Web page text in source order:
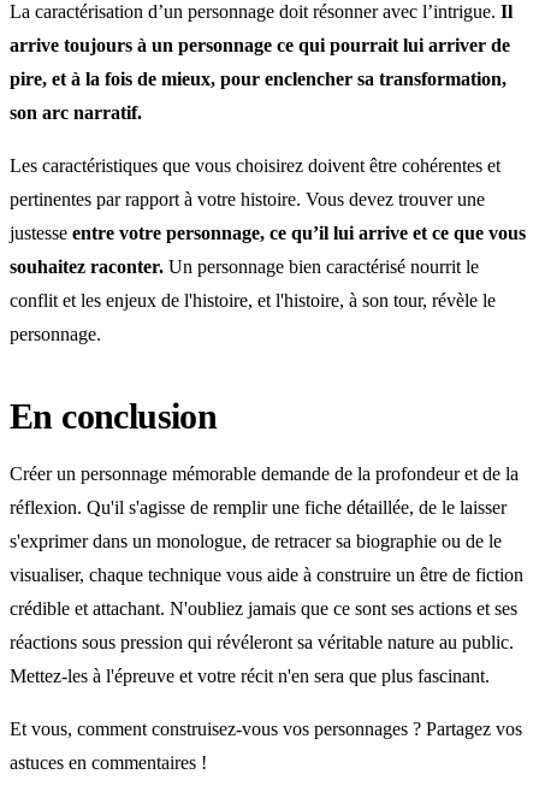
La caractérisation d’un personnage doit résonner avec l’intrigue. Il
arrive toujours à un personnage ce qui pourrait lui arriver de
pire, et à la fois de mieux, pour enclencher sa transformation,
son arc narratif.
Les caractéristiques que vous choisirez doivent être cohérentes et
pertinentes par rapport à votre histoire. Vous devez trouver une
justesse entre votre personnage, ce qu’il lui arrive et ce que vous
souhaitez raconter. Un personnage bien caractérisé nourrit le
conflit et les enjeux de l'histoire, et l'histoire, à son tour, révèle le
personnage.
En conclusion
Créer un personnage mémorable demande de la profondeur et de la
réflexion. Qu'il s'agisse de remplir une fiche détaillée, de le laisser
s'exprimer dans un monologue, de retracer sa biographie ou de le
visualiser, chaque technique vous aide à construire un être de fiction
crédible et attachant. N'oubliez jamais que ce sont ses actions et ses
réactions sous pression qui révéleront sa véritable nature au public.
Mettez-les à l'épreuve et votre récit n'en sera que plus fascinant.
Et vous, comment construisez-vous vos personnages ? Partagez vos
astuces en commentaires !